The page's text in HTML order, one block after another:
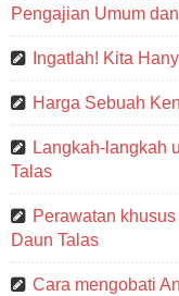
Pengajian Umum
Ingatlah! Kita
Harga Sebuah
Langkah-langkah
Talas
Perawatan
Daun Talas
Cara mengobati